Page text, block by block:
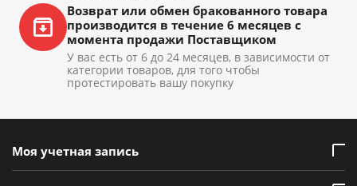
Возврат или обмен бракованного товара
производится в течение 6 месяцев с
момента продажи Поставщиком
У вас есть от 6 до 24 месяцев, в зависимости от
категории товаров, для того чтобы
протестировать вашу покупку
Моя учетная запись